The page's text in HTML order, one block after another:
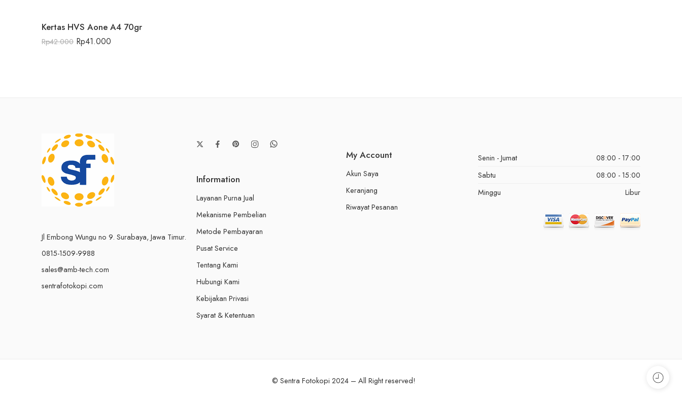
Kertas HVS Aone A4 70gr
Rp42.000 Rp41.000
Jl Embong Wungu no 9. Surabaya, Jawa Timur.
0815-1509-9988
sales@amb-tech.com
sentrafotokopi.com
Information
Layanan Purna Jual
Mekanisme Pembelian
Metode Pembayaran
Pusat Service
Tentang Kami
Hubungi Kami
Kebijakan Privasi
Syarat & Ketentuan
My Account
Akun Saya
Keranjang
Riwayat Pesanan
Senin - Jumat
08:00 - 17:00
Sabtu
08:00 - 15:00
Minggu
Libur
© Sentra Fotokopi 2024 – All Right reserved!